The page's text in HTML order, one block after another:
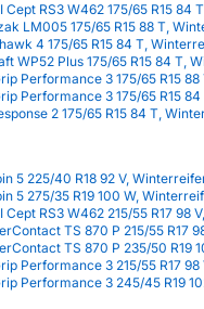
Cept RS3 W462 175/65 R15 84
LM005 175/65 R15 88 T,
4 175/65 R15 84 T,
WP52 Plus 175/65 R15 84 T,
Performance 3 175/65 R15
Performance 3 175/65 R15
2 175/65 R15 84 T,
5 225/40 R18 92 V,
5 275/35 R19 100 W,
RS3 W462 215/55 R17 98
TS 870 P 215/55 R17
TS 870 P 235/50 R19
Performance 3 215/55 R17
Performance 3 245/45 R19